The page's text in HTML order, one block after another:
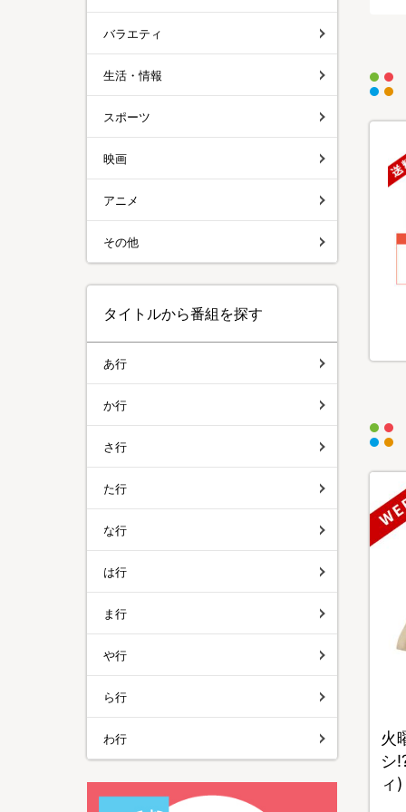
火
シ
ィ
バラエティ
生活・情報
スポーツ
映画
アニメ
その他
タイトルから番組を探す
あ行
か行
さ行
た行
な行
は行
ま行
や行
ら行
わ行